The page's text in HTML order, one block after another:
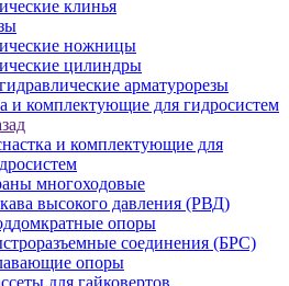
клинья
ножницы
цилиндры
арматурорезы
и комплектующие для гидросистем
и комплектующие для
многоходовые
высокого давления (РВД)
опоры
соединения (БРС)
опоры
для гайковертов